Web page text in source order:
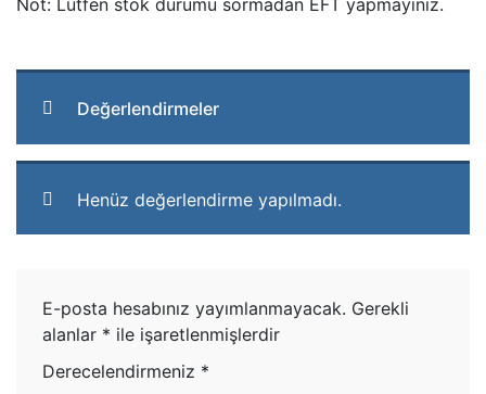
Not: Lütfen stok durumu sormadan EFT yapmayınız.
Değerlendirmeler
Henüz değerlendirme yapılmadı.
E-posta hesabınız yayımlanmayacak. Gerekli
alanlar * ile işaretlenmişlerdir
Derecelendirmeniz *